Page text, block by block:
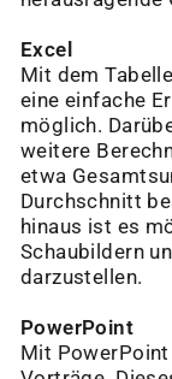
Excel
Mit dem
eine einfache
möglich.
weitere
etwa
Durchschnitt
hinaus ist es
Schaubildern
darzustellen.
PowerPoint
Mit